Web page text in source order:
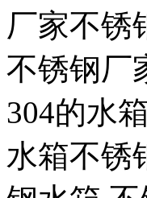
厂家不锈
不锈钢厂
304的水
水箱不锈